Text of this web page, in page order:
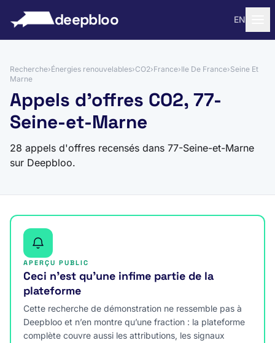
deepbloo EN
Recherche›Énergies renouvelables›CO2›France›Ile De France›Seine Et
Marne
Appels d'offres CO2, 77-
Seine-et-Marne
28 appels d'offres recensés dans 77-Seine-et-Marne
sur Deepbloo.
APERÇU PUBLIC
Ceci n’est qu’une infime partie de la
plateforme
Cette recherche de démonstration ne ressemble pas à
Deepbloo et n’en montre qu’une fraction : la plateforme
complète couvre aussi les attributions, les signaux